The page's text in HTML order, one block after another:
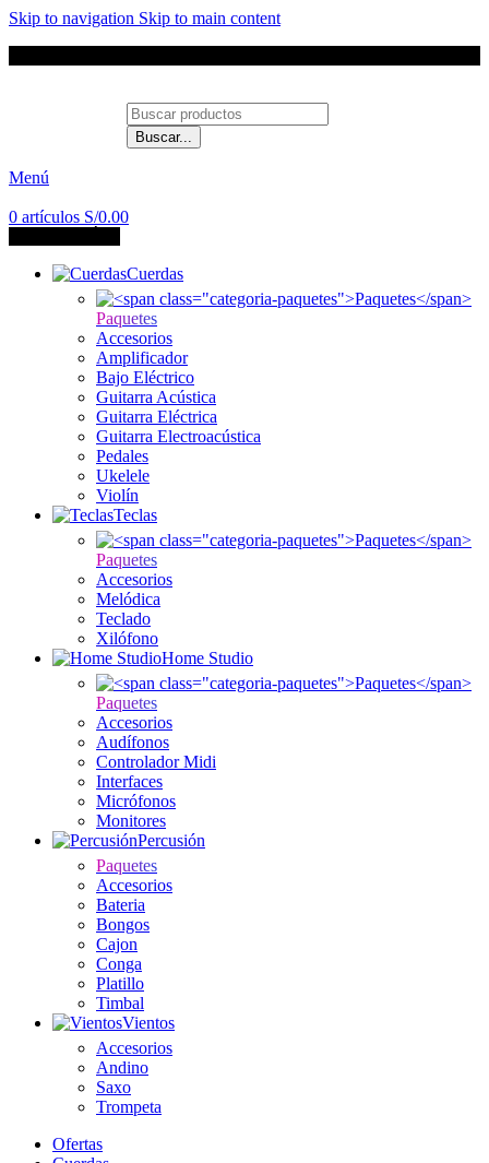
Skip to navigation Skip to main content
Buscar...
Menú
0 artículos S/0.00
Cuerdas
Paquetes
Accesorios
Amplificador
Bajo Eléctrico
Guitarra Acústica
Guitarra Eléctrica
Guitarra Electroacústica
Pedales
Ukelele
Violín
Teclas
Paquetes
Accesorios
Melódica
Teclado
Xilófono
Home Studio
Paquetes
Accesorios
Audífonos
Controlador Midi
Interfaces
Micrófonos
Monitores
Percusión
Paquetes
Accesorios
Bateria
Bongos
Cajon
Conga
Platillo
Timbal
Vientos
Accesorios
Andino
Saxo
Trompeta
Ofertas